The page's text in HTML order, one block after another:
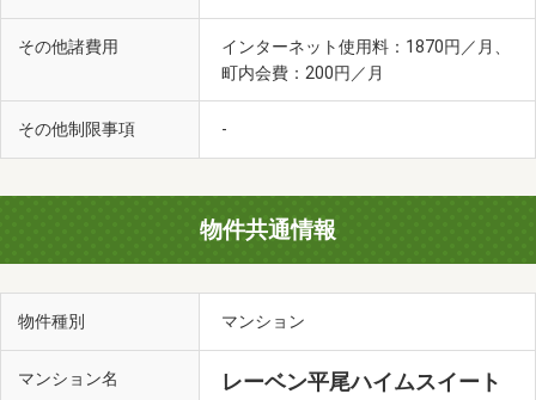
その他諸費用
インターネット使用料：1870円／月、
町内会費：200円／月
その他制限事項 -
物件共通情報
物件種別 マンション
マンション名 レーベン平尾ハイムスイート